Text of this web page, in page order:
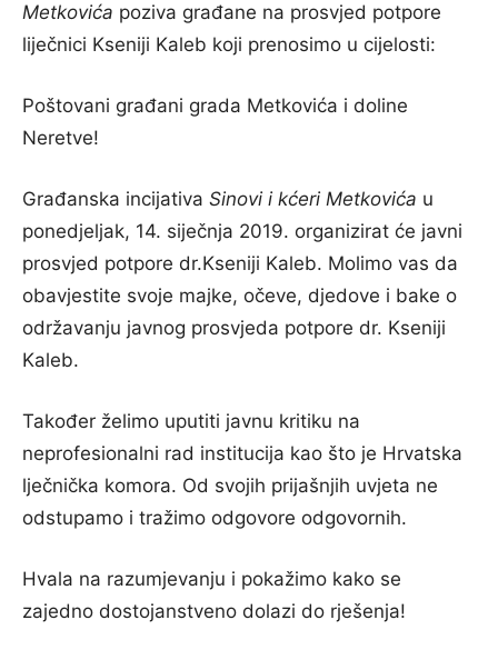
Metkovića poziva građane na prosvjed potpore
liječnici Kseniji Kaleb koji prenosimo u cijelosti:
Poštovani građani grada Metkovića i doline
Neretve!
Građanska incijativa Sinovi i kćeri Metkovića u
ponedjeljak, 14. siječnja 2019. organizirat će javni
prosvjed potpore dr.Kseniji Kaleb. Molimo vas da
obavjestite svoje majke, očeve, djedove i bake o
održavanju javnog prosvjeda potpore dr. Kseniji
Kaleb.
Također želimo uputiti javnu kritiku na
neprofesionalni rad institucija kao što je Hrvatska
lječnička komora. Od svojih prijašnjih uvjeta ne
odstupamo i tražimo odgovore odgovornih.
Hvala na razumjevanju i pokažimo kako se
zajedno dostojanstveno dolazi do rješenja!